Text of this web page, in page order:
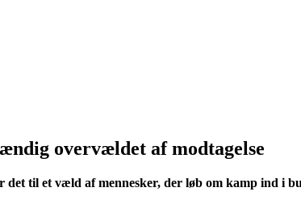
overvældet af modtagelse
til et væld af mennesker, der løb om kamp ind i